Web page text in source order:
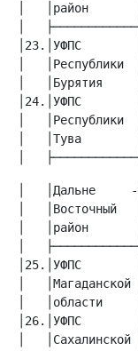
│   │район
│23.│УФПС
│
│24.│УФПС
│
│   │Тува
│
│   │Дальне
│
│   │район
│25.│УФПС
│
│26.│УФПС
│